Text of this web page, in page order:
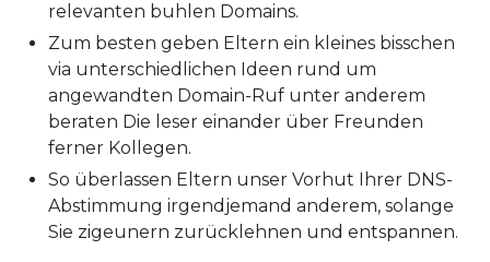
relevanten buhlen Domains.
Zum besten geben Eltern ein kleines bisschen
via unterschiedlichen Ideen rund um
angewandten Domain-Ruf unter anderem
beraten Die leser einander über Freunden
ferner Kollegen.
So überlassen Eltern unser Vorhut Ihrer DNS-
Abstimmung irgendjemand anderem, solange
Sie zigeunern zurücklehnen und entspannen.